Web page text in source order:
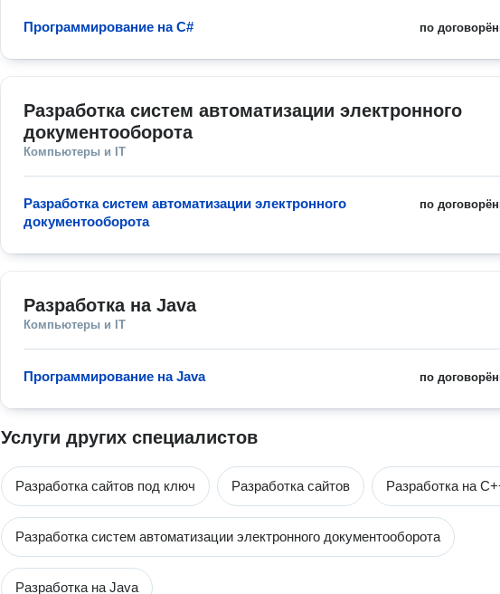
по
Программирование на C#
Разработка систем автоматизации электронного
документооборота
Компьютеры и IT
по
Разработка систем автоматизации электронного
документооборота
Разработка на Java
Компьютеры и IT
по
Программирование на Java
Услуги других специалистов
Разработка сайтов под ключ Разработка сайтов Разработка на
Разработка систем автоматизации электронного документооборота
Разработка на Java